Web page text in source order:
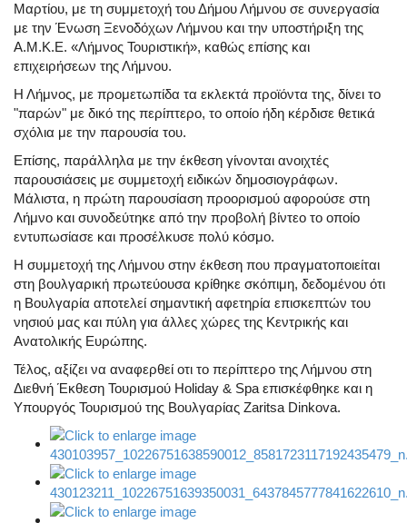
Μαρτίου, με τη συμμετοχή του Δήμου Λήμνου σε συνεργασία
με την Ένωση Ξενοδόχων Λήμνου και την υποστήριξη της
Α.Μ.Κ.Ε. «Λήμνος Τουριστική», καθώς επίσης και
επιχειρήσεων της Λήμνου.
Η Λήμνος, με προμετωπίδα τα εκλεκτά προϊόντα της, δίνει το
"παρών" με δικό της περίπτερο, το οποίο ήδη κέρδισε θετικά
σχόλια με την παρουσία του.
Επίσης, παράλληλα με την έκθεση γίνονται ανοιχτές
παρουσιάσεις με συμμετοχή ειδικών δημοσιογράφων.
Μάλιστα, η πρώτη παρουσίαση προορισμού αφορούσε στη
Λήμνο και συνοδεύτηκε από την προβολή βίντεο το οποίο
εντυπωσίασε και προσέλκυσε πολύ κόσμο.
Η συμμετοχή της Λήμνου στην έκθεση που πραγματοποιείται
στη βουλγαρική πρωτεύουσα κρίθηκε σκόπιμη, δεδομένου ότι
η Βουλγαρία αποτελεί σημαντική αφετηρία επισκεπτών του
νησιού μας και πύλη για άλλες χώρες της Κεντρικής και
Ανατολικής Ευρώπης.
Τέλος, αξίζει να αναφερθεί οτι το περίπτερο της Λήμνου στη
Διεθνή Έκθεση Τουρισμού Holiday & Spa επισκέφθηκε και η
Υπουργός Τουρισμού της Βουλγαρίας Zaritsa Dinkova.